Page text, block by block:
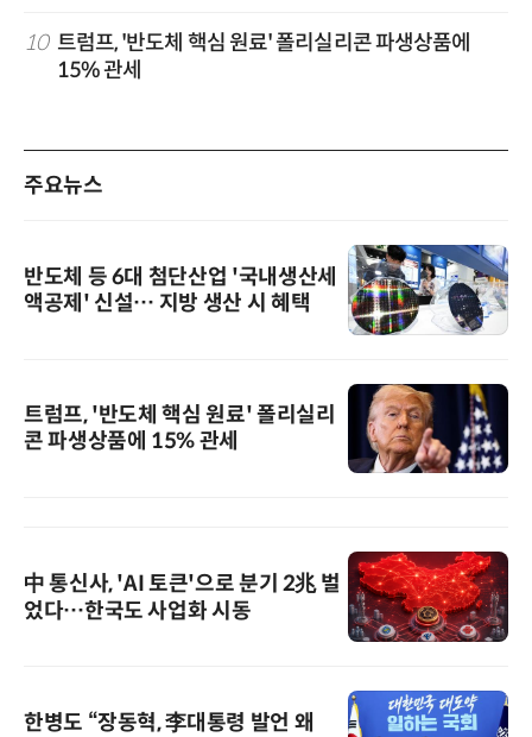
10 트럼프, '반도체 핵심 원료' 폴리실리콘 파생상품에
15% 관세
주요뉴스
반도체 등 6대 첨단산업 '국내생산세
액공제' 신설… 지방 생산 시 혜택
트럼프, '반도체 핵심 원료' 폴리실리
콘 파생상품에 15% 관세
中 통신사, 'AI 토큰'으로 분기 2兆 벌
었다…한국도 사업화 시동
한병도 “장동혁, 李대통령 발언 왜